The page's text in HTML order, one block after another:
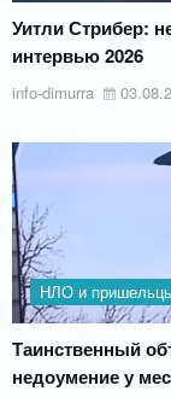
Уитли Стрибер:
интервью 2026
info-dimurra
НЛО и
Таинственный
недоумение у